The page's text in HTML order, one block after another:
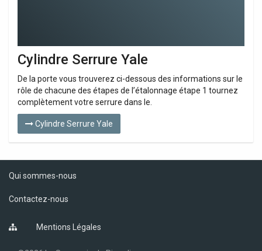
Cylindre Serrure Yale
De la porte vous trouverez ci-dessous des informations sur le
rôle de chacune des étapes de l’étalonnage étape 1 tournez
complètement votre serrure dans le.
Cylindre Serrure Yale
Qui sommes-nous
Contactez-nous
Mentions Légales